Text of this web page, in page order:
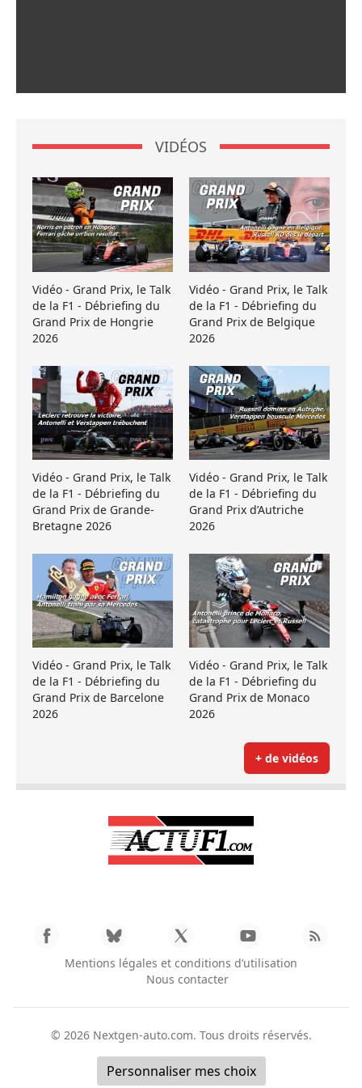
VIDÉOS
Vidéo - Grand Prix, le Talk
de la F1 - Débriefing du
Grand Prix de Hongrie
2026
Vidéo - Grand Prix, le Talk
de la F1 - Débriefing du
Grand Prix de Belgique
2026
Vidéo - Grand Prix, le Talk
de la F1 - Débriefing du
Grand Prix de Grande-
Bretagne 2026
Vidéo - Grand Prix, le Talk
de la F1 - Débriefing du
Grand Prix d’Autriche
2026
Vidéo - Grand Prix, le Talk
de la F1 - Débriefing du
Grand Prix de Barcelone
2026
Vidéo - Grand Prix, le Talk
de la F1 - Débriefing du
Grand Prix de Monaco
2026
+ de vidéos
Mentions légales et conditions d’utilisation
Nous contacter
© 2026 Nextgen-auto.com. Tous droits réservés.
Personnaliser mes choix